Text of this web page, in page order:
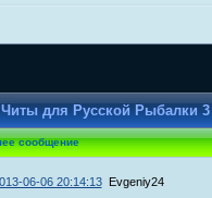
Читы для Русской Рыбалки 3
сообщение
06-06 20:14:13 Evgeniy24